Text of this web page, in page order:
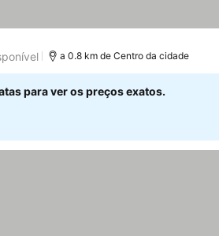
a 0.8 km de Centro da cidade
para ver os preços exatos.